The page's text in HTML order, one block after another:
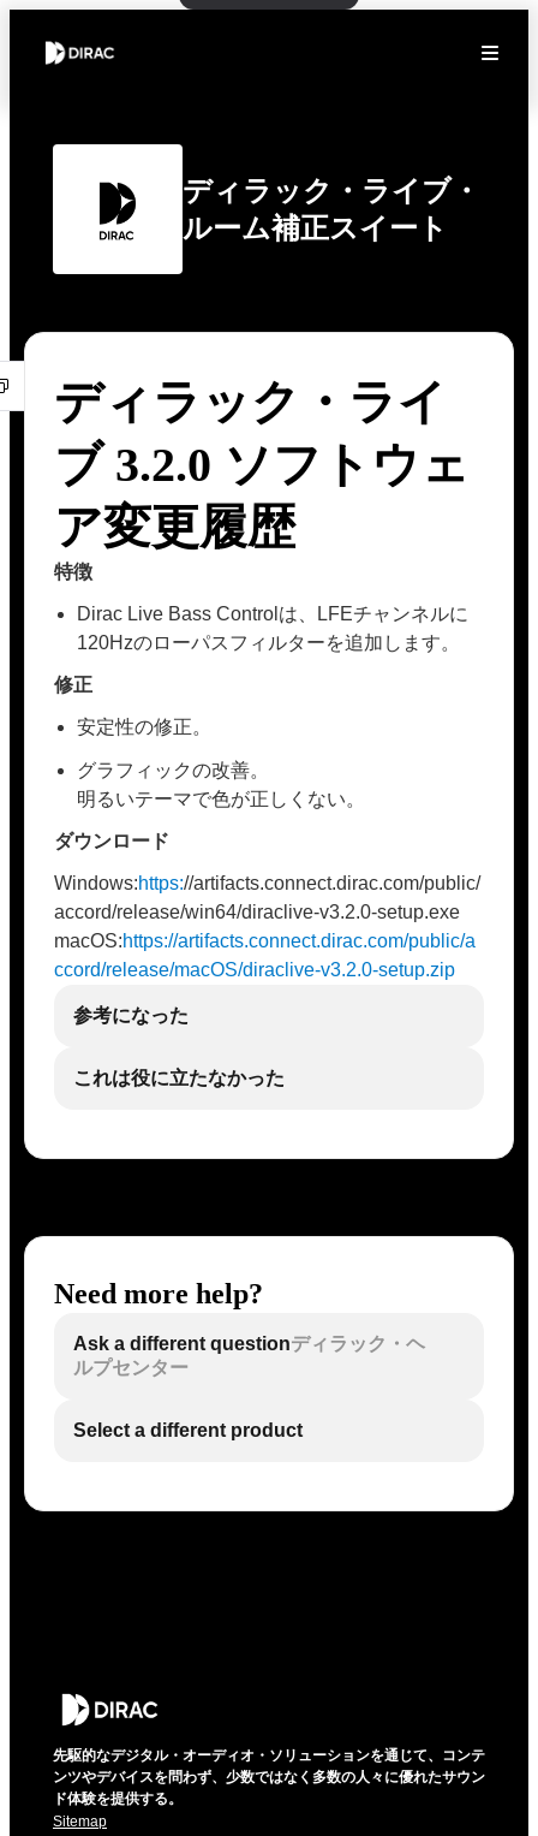
ディラック・ライブ・
ルーム補正スイート
ディラック・ライ
ブ 3.2.0 ソフトウェ
ア変更履歴
特徴
Dirac Live Bass Controlは、LFEチャンネルに
120Hzのローパスフィルターを追加します。
修正
安定性の修正。
グラフィックの改善。
明るいテーマで色が正しくない。
ダウンロード
Windows:https://artifacts.connect.dirac.com/public/
accord/release/win64/diraclive-v3.2.0-setup.exe
macOS:https://artifacts.connect.dirac.com/public/a
ccord/release/macOS/diraclive-v3.2.0-setup.zip
参考になった
これは役に立たなかった
Need more help?
Ask a different questionディラック・ヘ
ルプセンター
Select a different product
先駆的なデジタル・オーディオ・ソリューションを通じて、コンテ
ンツやデバイスを問わず、少数ではなく多数の人々に優れたサウン
ド体験を提供する。
Sitemap